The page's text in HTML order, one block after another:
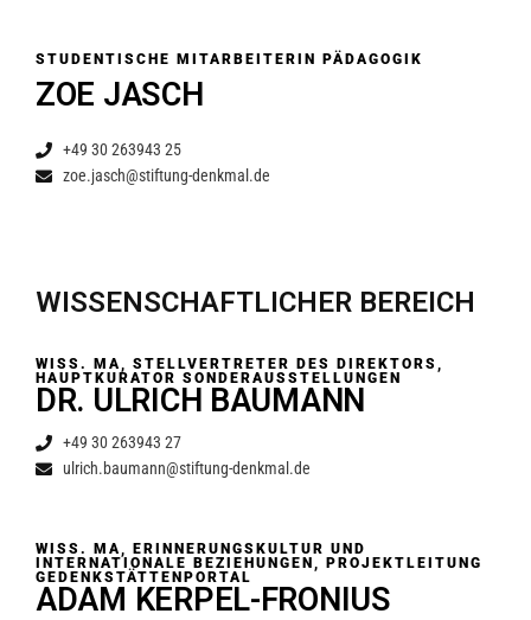
STUDENTISCHE MITARBEITERIN PÄDAGOGIK
ZOE JASCH
+49 30 263943 25
zoe.jasch@stiftung-denkmal.de
WISSENSCHAFTLICHER BEREICH
WISS. MA, STELLVERTRETER DES DIREKTORS,
HAUPTKURATOR SONDERAUSSTELLUNGEN
DR. ULRICH BAUMANN
+49 30 263943 27
ulrich.baumann@stiftung-denkmal.de
WISS. MA, ERINNERUNGSKULTUR UND
INTERNATIONALE BEZIEHUNGEN, PROJEKTLEITUNG
GEDENKSTÄTTENPORTAL
ADAM KERPEL-FRONIUS